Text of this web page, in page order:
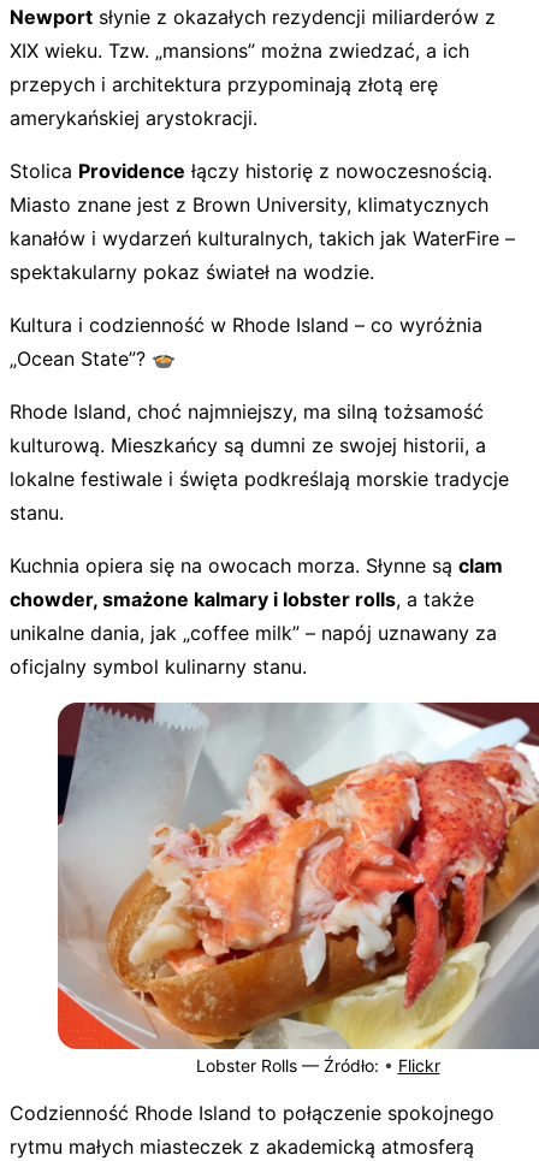
Newport słynie z okazałych rezydencji miliarderów z
XIX wieku. Tzw. „mansions” można zwiedzać, a ich
przepych i architektura przypominają złotą erę
amerykańskiej arystokracji.
Stolica Providence łączy historię z nowoczesnością.
Miasto znane jest z Brown University, klimatycznych
kanałów i wydarzeń kulturalnych, takich jak WaterFire –
spektakularny pokaz świateł na wodzie.
Kultura i codzienność w Rhode Island – co wyróżnia
„Ocean State”? 🍲
Rhode Island, choć najmniejszy, ma silną tożsamość
kulturową. Mieszkańcy są dumni ze swojej historii, a
lokalne festiwale i święta podkreślają morskie tradycje
stanu.
Kuchnia opiera się na owocach morza. Słynne są clam
chowder, smażone kalmary i lobster rolls, a także
unikalne dania, jak „coffee milk” – napój uznawany za
oficjalny symbol kulinarny stanu.
Lobster Rolls — Źródło: • Flickr
Codzienność Rhode Island to połączenie spokojnego
rytmu małych miasteczek z akademicką atmosferą